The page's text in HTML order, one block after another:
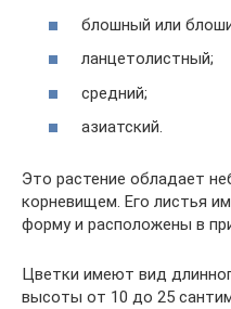
блошный или
ланцетолистный;
средний;
азиатский.
Это растение обладает
корневищем. Его листья
форму и расположены в
Цветки имеют вид
высоты от 10 до 25